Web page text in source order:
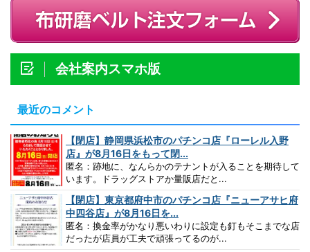
会社案内スマホ版
最近のコメント
【閉店】静岡県浜松市のパチンコ店『ローレル入野
店』が8月16日をもって閉...
匿名：跡地に、なんらかのテナントが入ることを期待して
います。ドラッグストアか量販店だと...
【閉店】東京都府中市のパチンコ店『ニューアサヒ府
中四谷店』が8月16日を...
匿名：換金率がかなり悪いわりに設定も釘もそこまでな店
だったが店員が工夫で頑張ってるのが...